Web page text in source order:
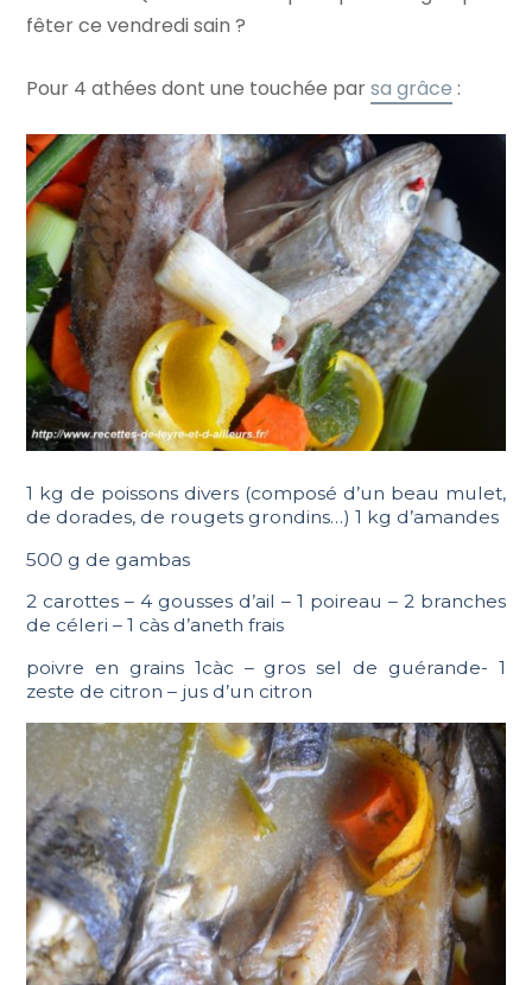
fêter ce vendredi sain ?
Pour 4 athées dont une touchée parsa grâce :
1 kg de poissons divers (composé d’un beau mulet,
de dorades, de rougets grondins…) 1 kg d’amandes
500 g de gambas
2 carottes – 4 gousses d’ail – 1 poireau – 2 branches
de céleri – 1 càs d’aneth frais
poivre en grains 1càc – gros sel de guérande- 1
zeste de citron – jus d’un citron